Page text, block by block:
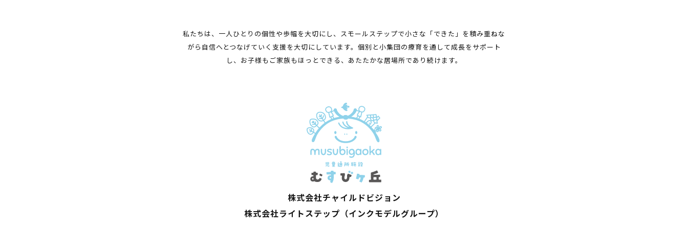
私たちは、一人ひとりの個性や歩幅を大切にし、スモールステップで小さな「できた」を積み重ねな
がら自信へとつなげていく支援を大切にしています。個別と小集団の療育を通して成長をサポート
し、お子様もご家族もほっとできる、あたたかな居場所であり続けます。
株式会社チャイルドビジョン
株式会社ライトステップ （インクモデルグループ）